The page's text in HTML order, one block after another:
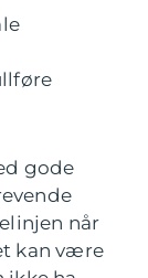
gode
når
kan være